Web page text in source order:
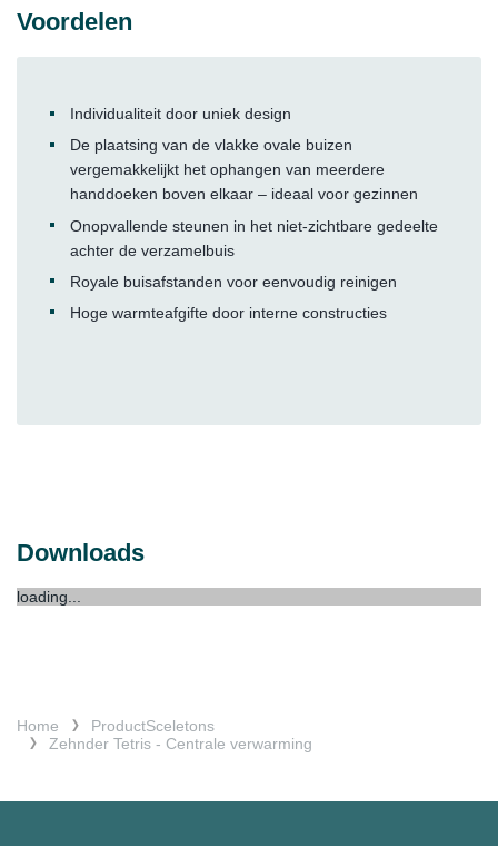
Voordelen
Individualiteit door uniek design
De plaatsing van de vlakke ovale buizen
vergemakkelijkt het ophangen van meerdere
handdoeken boven elkaar – ideaal voor gezinnen
Onopvallende steunen in het niet-zichtbare gedeelte
achter de verzamelbuis
Royale buisafstanden voor eenvoudig reinigen
Hoge warmteafgifte door interne constructies
Downloads
loading...
Home
ProductSceletons
Zehnder Tetris - Centrale verwarming